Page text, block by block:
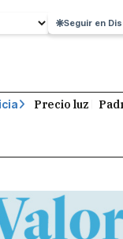
Seguir en
Precio luz